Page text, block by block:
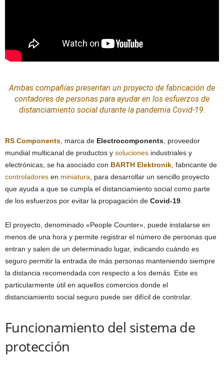
Ambas compañías presentan un proyecto de fabricación de
contadores de personas para ayudar en los esfuerzos de
distanciamiento social durante la pandemia Covid-19.
RS Components , marca de Electrocomponents , proveedor
mundial multicanal de productos y soluciones industriales y
electrónicas, se ha asociado con BARTH Elektronik , fabricante de
controladores en miniatura , para desarrollar un sencillo proyecto
que ayuda a que se cumpla el distanciamiento social como parte
de los esfuerzos por evitar la propagación de Covid-19
El proyecto, denominado «People Counter», puede instalarse en
menos de una hora y permite registrar el número de personas que
entran y salen de un determinado lugar, indicando cuándo es
seguro permitir la entrada de más personas manteniendo siempre
la distancia recomendada con respecto a los demás. Este es
particularmente útil en aquellos comercios donde el
distanciamiento social seguro puede ser difícil de controlar.
Funcionamiento del sistema de
protección